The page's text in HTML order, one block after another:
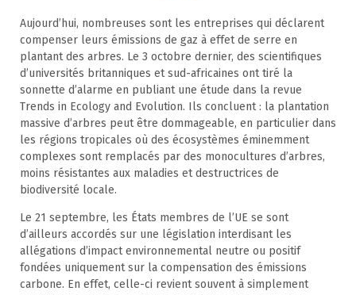
Aujourd’hui, nombreuses sont les entreprises qui déclarent
compenser leurs émissions de gaz à effet de serre en
plantant des arbres. Le 3 octobre dernier, des scientifiques
d’universités britanniques et sud-africaines ont tiré la
sonnette d’alarme en publiant une étude dans la revue
Trends in Ecology and Evolution. Ils concluent : la plantation
massive d’arbres peut être dommageable, en particulier dans
les régions tropicales où des écosystèmes éminemment
complexes sont remplacés par des monocultures d’arbres,
moins résistantes aux maladies et destructrices de
biodiversité locale.
Le 21 septembre, les États membres de l’UE se sont
d’ailleurs accordés sur une législation interdisant les
allégations d’impact environnemental neutre ou positif
fondées uniquement sur la compensation des émissions
carbone. En effet, celle-ci revient souvent à simplement